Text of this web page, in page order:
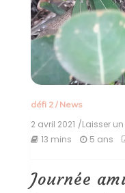
défi 2/ News
2 avril 2021 /Laisser
13 mins 5 ans
Journée